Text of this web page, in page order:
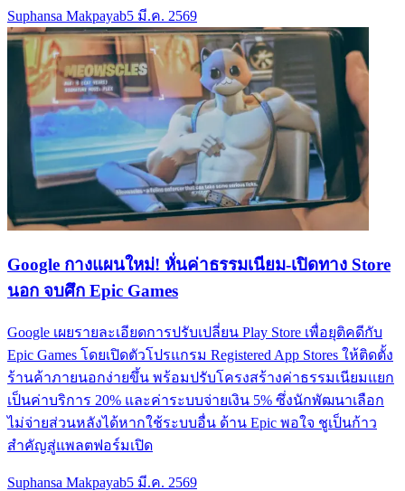
Suphansa Makpayab5 มี.ค. 2569
Google กางแผนใหม่! หั่นค่าธรรมเนียม-เปิดทาง Store
นอก จบศึก Epic Games
Google เผยรายละเอียดการปรับเปลี่ยน Play Store เพื่อยุติคดีกับ
Epic Games โดยเปิดตัวโปรแกรม Registered App Stores ให้ติดตั้ง
ร้านค้าภายนอกง่ายขึ้น พร้อมปรับโครงสร้างค่าธรรมเนียมแยก
เป็นค่าบริการ 20% และค่าระบบจ่ายเงิน 5% ซึ่งนักพัฒนาเลือก
ไม่จ่ายส่วนหลังได้หากใช้ระบบอื่น ด้าน Epic พอใจ ชูเป็นก้าว
สำคัญสู่แพลตฟอร์มเปิด
Suphansa Makpayab5 มี.ค. 2569